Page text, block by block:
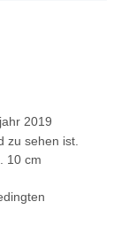
2019
zu sehen ist.
10 cm